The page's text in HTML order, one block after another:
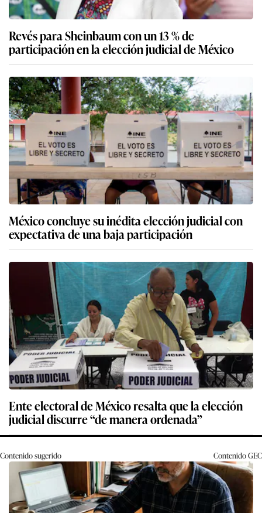
Revés para Sheinbaum con un 13 % de
participación en la elección judicial de México
México concluye su inédita elección judicial con
expectativa de una baja participación
Ente electoral de México resalta que la elección
judicial discurre “de manera ordenada”
Contenido sugerido ContenidoGEC